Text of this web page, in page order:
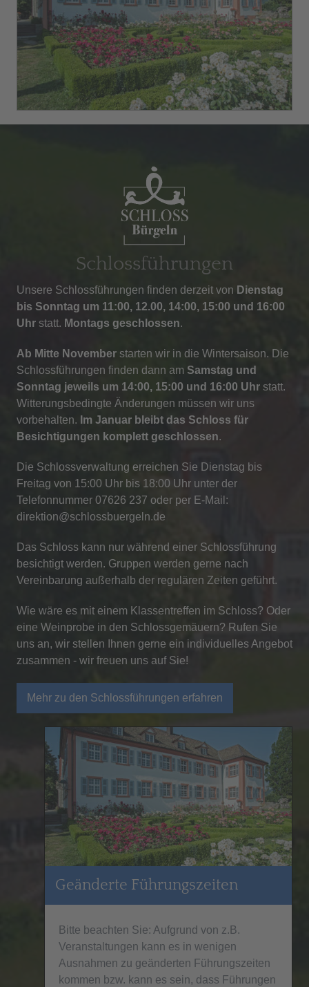
Schlossführungen
Unsere Schlossführungen finden derzeit von Dienstag
bis Sonntag um 11:00, 12.00, 14:00, 15:00 und 16:00
Uhr statt. Montags geschlossen.
Ab Mitte November starten wir in die Wintersaison. Die
Schlossführungen finden dann am Samstag und
Sonntag jeweils um 14:00, 15:00 und 16:00 Uhr statt.
Witterungsbedingte Änderungen müssen wir uns
vorbehalten. Im Januar bleibt das Schloss für
Besichtigungen komplett geschlossen.
Die Schlossverwaltung erreichen Sie Dienstag bis
Freitag von 15:00 Uhr bis 18:00 Uhr unter der
Telefonnummer 07626 237 oder per E-Mail:
direktion@schlossbuergeln.de
Das Schloss kann nur während einer Schlossführung
besichtigt werden. Gruppen werden gerne nach
Vereinbarung außerhalb der regulären Zeiten geführt.
Wie wäre es mit einem Klassentreffen im Schloss? Oder
eine Weinprobe in den Schlossgemäuern? Rufen Sie
uns an, wir stellen Ihnen gerne ein individuelles Angebot
zusammen - wir freuen uns auf Sie!
Mehr zu den Schlossführungen erfahren
Geänderte Führungszeiten
Bitte beachten Sie: Aufgrund von z.B.
Veranstaltungen kann es in wenigen
Ausnahmen zu geänderten Führungszeiten
kommen bzw. kann es sein, dass Führungen